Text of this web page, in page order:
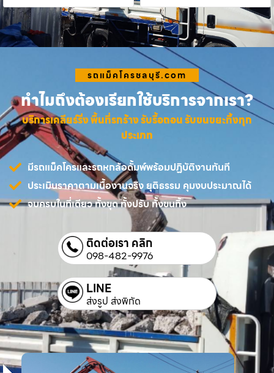
รถแม็คโครชลบุรี.com
ทำไมถึงต้องเรียกใช้บริการจากเรา?
บริการเคลียร์ริ่ง พื้นที่รกร้าง รับรื้อถอน รับขนขยะทิ้งทุก
ประเภท
มีรถแม็คโครและรถหกล้อดั้มพ์พร้อมปฏิบัติงานทันที
ประเมินราคาตามเนื้องานจริง ยุติธรรม คุมงบประมาณได้
จบครบในที่เดียว ทั้งขุด ทั้งปรับ ทั้งขนทิ้ง
ติดต่อเรา คลิก
098-482-9976
LINE
ส่งรูป ส่งพิกัด